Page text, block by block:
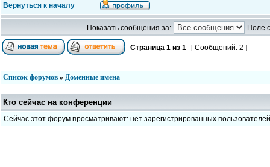
Вернуться к началу
Показать сообщения за: Поле
Страница 1 из 1 [ Сообщений: 2 ]
Список форумов » Доменные имена
Кто сейчас на конференции
Сейчас этот форум просматривают: нет зарегистрированных пользователей